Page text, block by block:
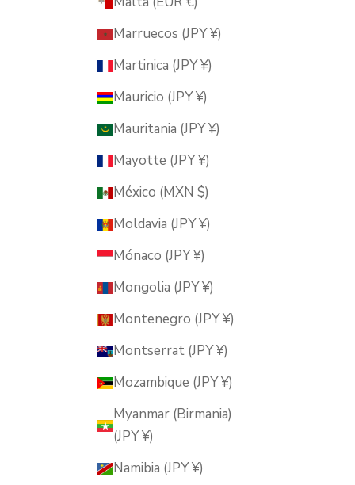
Marruecos (JPY ¥)
Martinica (JPY ¥)
Mauricio (JPY ¥)
Mauritania (JPY ¥)
Mayotte (JPY ¥)
México (MXN $)
Moldavia (JPY ¥)
Mónaco (JPY ¥)
Mongolia (JPY ¥)
Montenegro (JPY ¥)
Montserrat (JPY ¥)
Mozambique (JPY ¥)
Myanmar (Birmania)
(JPY ¥)
Namibia (JPY ¥)